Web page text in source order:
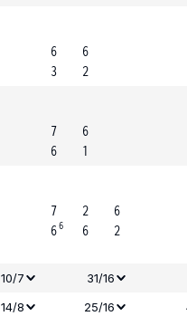
6
3
6
2
7
6
6
1
7
66
2
6
6
2
10/7
31/16
14/8 25/16